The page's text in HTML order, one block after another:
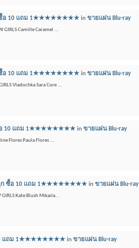
ซื้อ 10 แถม 1★★★★★★★★ in ขายแผ่น Blu-ray
GIRLS Camille Caramel ...
ซื้อ 10 แถม 1★★★★★★★★ in ขายแผ่น Blu-ray
Vladochka Sara Core ...
อ 10 แถม 1★★★★★★★★ in ขายแผ่น Blu-ray
Flores Paula Flores ...
ก ซื้อ 10 แถม 1★★★★★★★★ in ขายแผ่น Blu-ray
Kate Blush Mikaila...
แถม 1★★★★★★★★ in ขายแผ่น Blu-ray